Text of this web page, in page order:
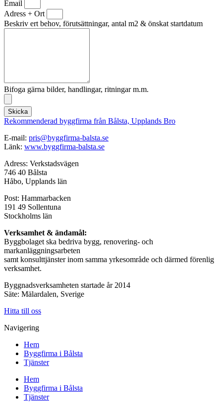
Email
Adress + Ort
Beskriv ert behov, förutsättningar, antal m2 & önskat startdatum
Bifoga gärna bilder, handlingar, ritningar m.m.
Skicka
Rekommenderad byggfirma från Bålsta, Upplands Bro
E-mail: pris@byggfirma-balsta.se
Länk: www.byggfirma-balsta.se
Adress: Verkstadsvägen
746 40 Bålsta
Håbo, Upplands län
Post: Hammarbacken
191 49 Sollentuna
Stockholms län
Verksamhet & ändamål:
Byggbolaget ska bedriva bygg, renovering- och
markanläggningsarbeten
samt konsulttjänster inom samma yrkesområde och därmed förenlig
verksamhet.
Byggnadsverksamheten startade år 2014
Säte: Mälardalen, Sverige
Hitta till oss
Navigering
Hem
Byggfirma i Bålsta
Tjänster
Hem
Byggfirma i Bålsta
Tjänster